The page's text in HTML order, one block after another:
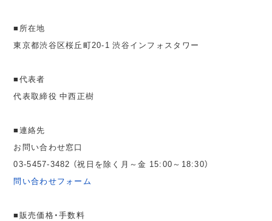
■所在地
東京都渋谷区桜丘町20-1 渋谷インフォスタワー
■代表者
代表取締役 中西正樹
■連絡先
お問い合わせ窓口
03-5457-3482 （祝日を除く月～金 15:00～18:30）
問い合わせフォーム
■販売価格・手数料